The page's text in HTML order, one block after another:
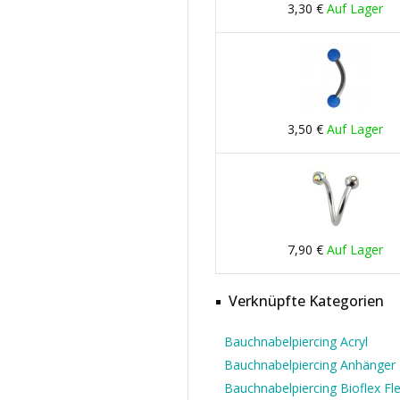
3,30 €Auf Lager
3,50 €Auf Lager
7,90 €Auf Lager
Verknüpfte Kategorien
Bauchnabelpiercing Acryl
Bauchnabelpiercing Anhänger
Bauchnabelpiercing Bioflex